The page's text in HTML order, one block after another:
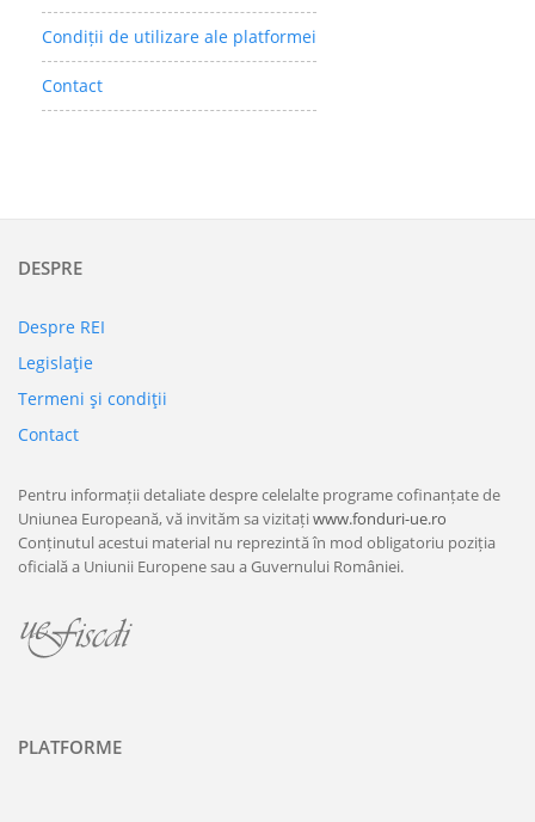
Condiții de utilizare ale platformei
Contact
DESPRE
Despre REI
Legislaţie
Termeni şi condiţii
Contact
Pentru informații detaliate despre celelalte programe cofinanțate de
Uniunea Europeană, vă invităm sa vizitațiwww.fonduri-ue.ro
Conținutul acestui material nu reprezintă în mod obligatoriu poziția
oficială a Uniunii Europene sau a Guvernului României.
PLATFORME